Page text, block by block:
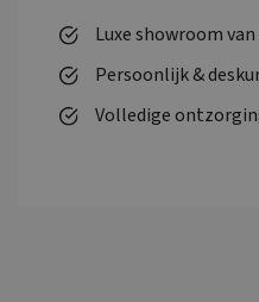
Luxe showroom van
Persoonlijk &
Volledige